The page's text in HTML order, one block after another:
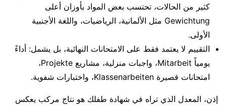
كثير من الحالات، تحتسب بعض المواد بأوزان أعلى
Gewichtung مثل الألمانية، الرياضيات، واللغة الأجنبية
الأولى.
التقييم لا يعتمد فقط على الامتحانات النهائية، بل يشمل: أداءً
يومياً Mitarbeit، واجبات منزلية، مشاريع Projekte،
امتحانات قصيرة Klassenarbeiten، واختبارات شفوية.
إذن، المعدل الذي تراه في شهادة طفلك هو نتاج مركب يعكس